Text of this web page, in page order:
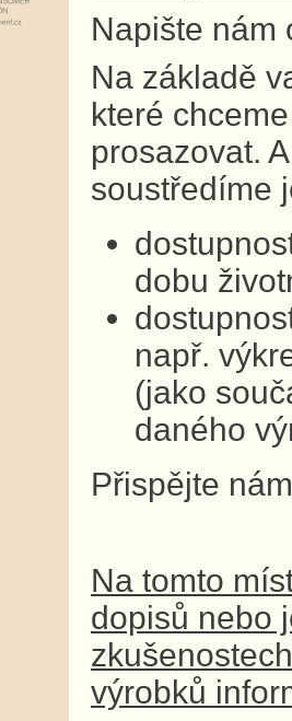
Napište nám
Na základě
které
prosazovat.
soustředíme
dobu
např.
(jako
daného
Přispějte
Na tomto
dopisů nebo
výrobků